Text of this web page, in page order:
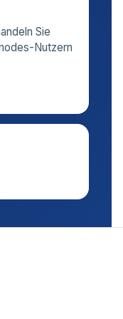
Sie
Nutzern